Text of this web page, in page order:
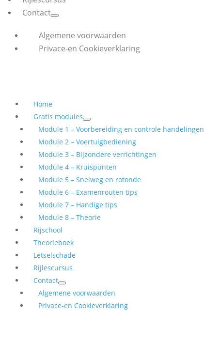
Contact
Algemene voorwaarden
Privace-en Cookieverklaring
Home
Gratis modules
Module 1 – Voorbereiding en controle handelingen
Module 2 – Voertuigbediening
Module 3 – Bijzondere verrichtingen
Module 4 – Kruispunten
Module 5 – Snelweg en rotonde
Module 6 – Examenrouten tips
Module 7 – Handige tips
Module 8 – Theorie
Rijschool
Theorieboek
Letselschade
Rijlescursus
Contact
Algemene voorwaarden
Privace-en Cookieverklaring